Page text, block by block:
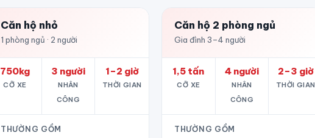
Căn hộ nhỏ
1 phòng ngủ · 2 người
750kg
CỠ XE
3 người
NHÂN
CÔNG
1–2 giờ
THỜI GIAN
THƯỜNG GỒM
Căn hộ 2 phòng ngủ
Gia đình 3–4 người
1,5 tấn
CỠ XE
4 người
NHÂN
CÔNG
2–3 giờ
THỜI GIAN
THƯỜNG GỒM